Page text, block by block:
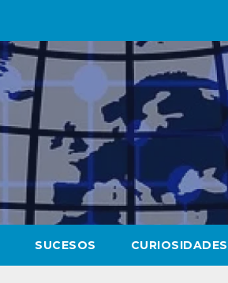
SUCESOS CURIOSIDADES